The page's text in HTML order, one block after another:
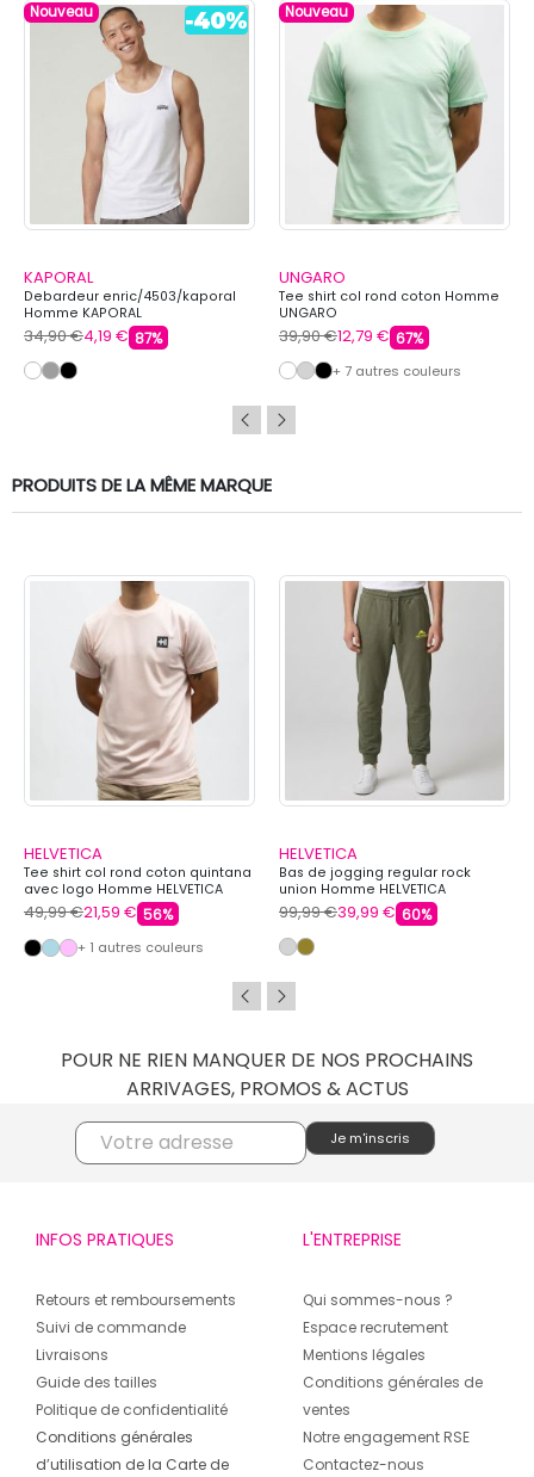
Nouveau
KAPORAL
Debardeur enric/4503/kaporal
Homme KAPORAL
34,90 €4,19 € 87%
Nouveau
UNGARO
Tee shirt col rond coton Homme
UNGARO
39,90 €12,79 € 67%
+ 7 autres couleurs
PRODUITS DE LA MÊME MARQUE
HELVETICA
Tee shirt col rond coton quintana
avec logo Homme HELVETICA
49,99 €21,59 € 56%
+ 1 autres couleurs
HELVETICA
Bas de jogging regular rock
union Homme HELVETICA
99,99 €39,99 € 60%
POUR NE RIEN MANQUER DE NOS PROCHAINS
ARRIVAGES, PROMOS & ACTUS
INFOS PRATIQUES
Retours et remboursements
Suivi de commande
Livraisons
Guide des tailles
Politique de confidentialité
Conditions générales
d’utilisation de la Carte de
L'ENTREPRISE
Qui sommes-nous ?
Espace recrutement
Mentions légales
Conditions générales de
ventes
Notre engagement RSE
Contactez-nous